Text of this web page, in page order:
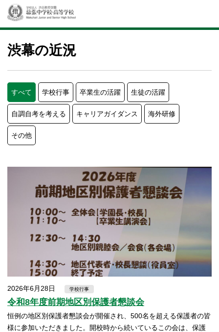
渋幕の近況
すべて 学校行事 卒業生の活躍 生徒の活躍
自調自考を考える キャリアガイダンス 海外研修
その他
2026年6月28日 学校行事
令和8年度前期地区別保護者懇談会
恒例の地区別保護者懇談会が開催され、500名を超える保護者の皆
様に参加いただきました。開校時から続いているこの会は、保護